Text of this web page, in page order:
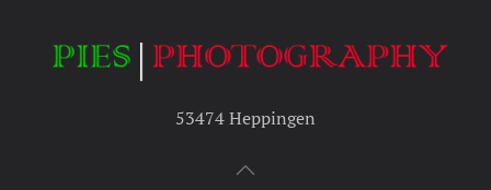
53474 Heppingen